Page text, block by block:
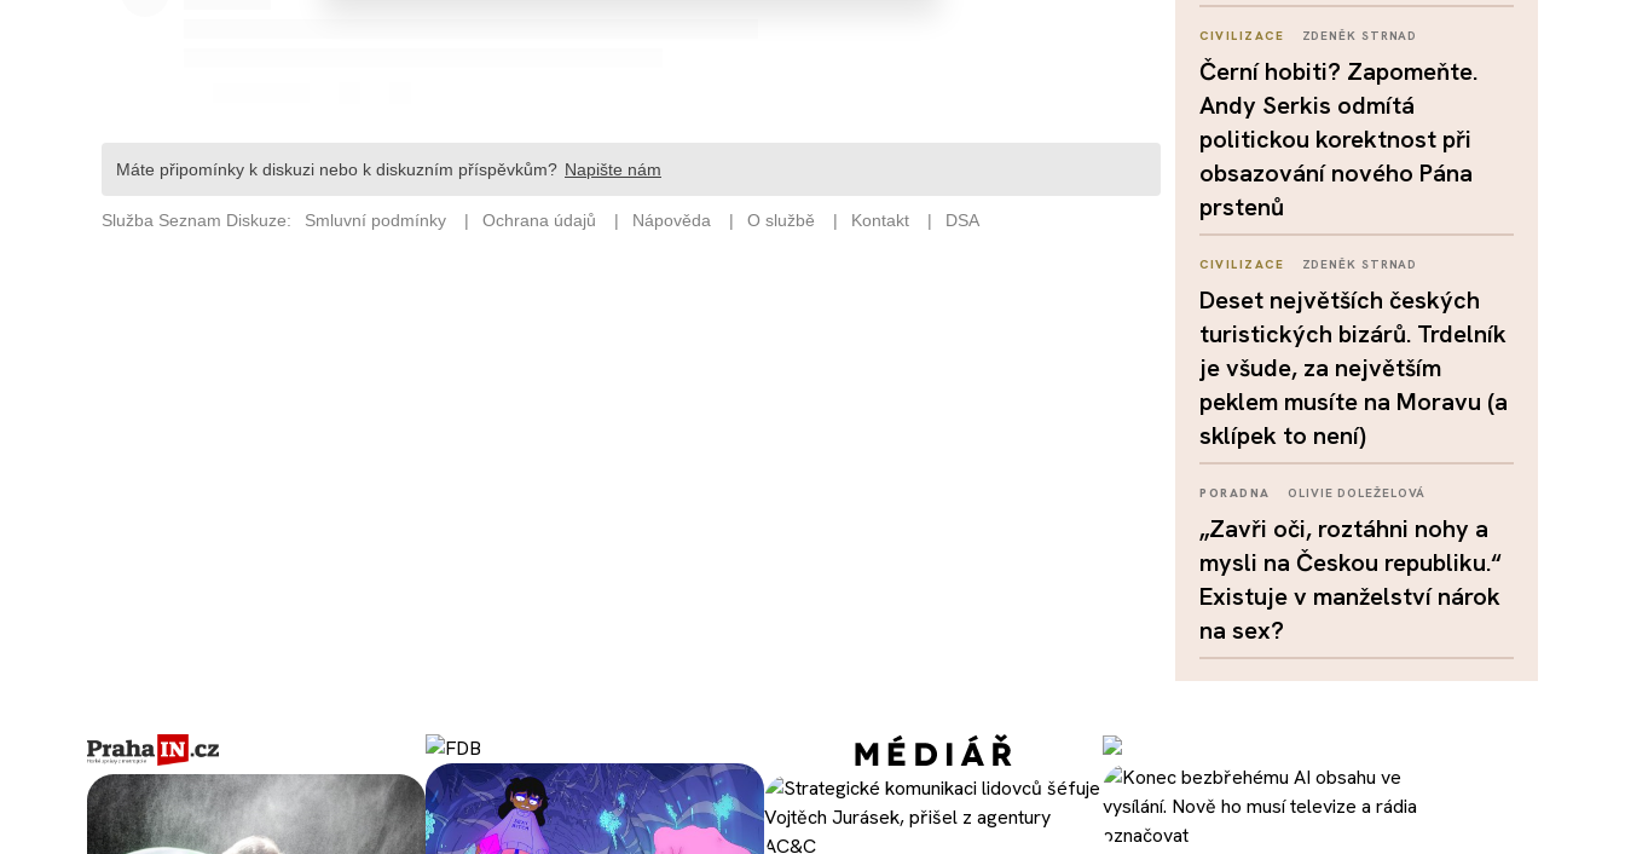
CIVILIZACE ZDENĚK STRNAD
Černí hobiti? Zapomeňte.
Andy Serkis odmítá
politickou korektnost při
obsazování nového Pána
prstenů
CIVILIZACE ZDENĚK STRNAD
Deset největších českých
turistických bizárů. Trdelník
je všude, za největším
peklem musíte na Moravu (a
sklípek to není)
PORADNA OLIVIE DOLEŽELOVÁ
„Zavři oči, roztáhni nohy a
mysli na Českou republiku.“
Existuje v manželství nárok
na sex?